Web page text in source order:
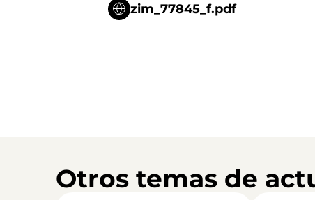
zim_77845_f.pdf
Otros temas de